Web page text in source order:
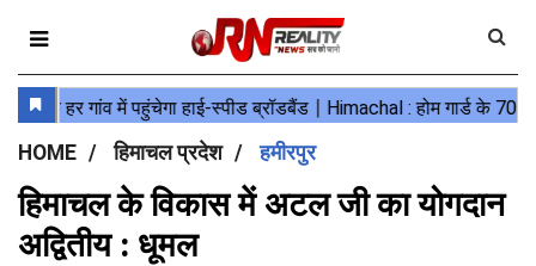
HOME हिमाचल प्रदेश हमीरपुर
हिमाचल के विकास में अटल जी का योगदान
अद्वितीय : धूमल